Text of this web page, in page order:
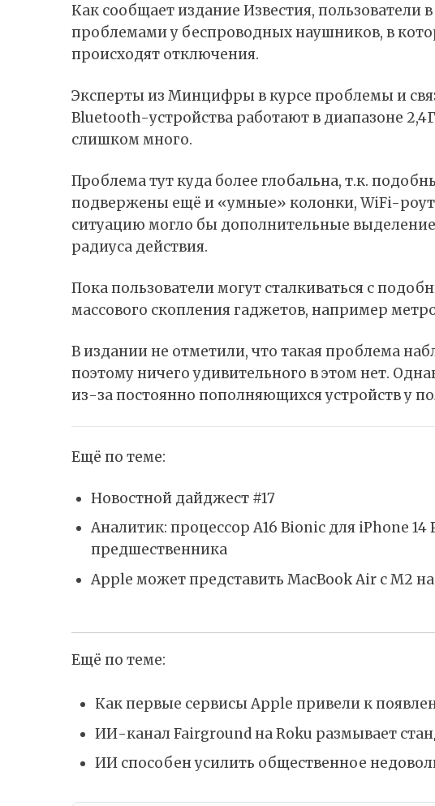
Как сообщаетиздание Известия, пользователи
проблемами у беспроводных наушников, в
происходят отключения.
Эксперты из Минцифры в курсе проблемы и
Bluetooth-устройства работают в диапазоне
слишком много.
Проблема тут куда более глобальна, т.к.
подвержены ещё и «умные» колонки, WiFi-
ситуацию могло бы дополнительные выделение
радиуса действия.
Пока пользователи могут сталкиваться с
массового скопления гаджетов, например
В издании не отметили, что такая проблема
поэтому ничего удивительного в этом нет.
из-за постоянно пополняющихся устройств у
Ещё по теме:
Новостной дайджест #17
Аналитик: процессор A16 Bionic для iPhone 14
предшественника
Apple может представить MacBook Air с M2 на
Ещё по теме:
Как первые сервисы Apple привели к
ИИ-канал Fairground на Roku размывает
ИИ способен усилить общественное